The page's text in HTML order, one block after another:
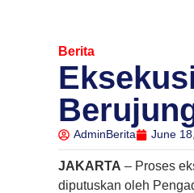
Berita
AdminBerita June
JAKARTA – Proses
diputuskan oleh